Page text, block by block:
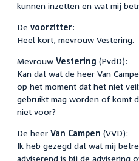
kunnen inzetten en wat mij
De voorzitter:
Heel kort, mevrouw Vestering.
Mevrouw Vestering (PvdD):
Kan dat wat de heer Van
op het moment dat het niet
gebruikt mag worden of komt
niet voor?
De heer Van Campen (VVD):
Ik heb gezegd dat wat mij
adviserend is bij de advisering